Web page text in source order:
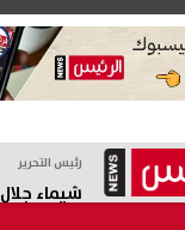
رئيس التحرير
شيماء جلال